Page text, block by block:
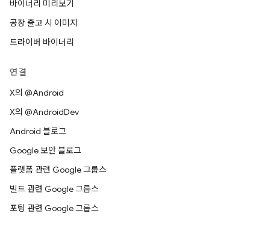
바이너리 미리보기
공장 출고 시 이미지
드라이버 바이너리
연결
X의 @Android
X의 @AndroidDev
Android 블로그
Google 보안 블로그
플랫폼 관련 Google 그룹스
빌드 관련 Google 그룹스
포팅 관련 Google 그룹스